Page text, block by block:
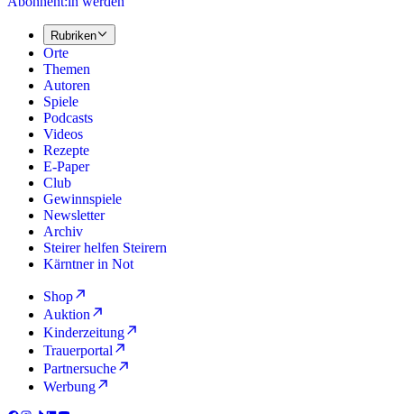
Rubriken
Orte
Themen
Autoren
Spiele
Podcasts
Videos
Rezepte
E-Paper
Club
Gewinnspiele
Newsletter
Archiv
Steirer helfen Steirern
Kärntner in Not
Shop
Auktion
Kinderzeitung
Trauerportal
Partnersuche
Werbung